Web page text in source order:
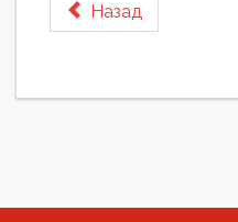
Назад